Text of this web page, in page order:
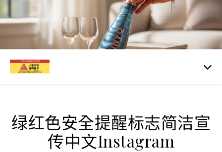
绿红色安全提醒标志简洁宣
传中文Instagram